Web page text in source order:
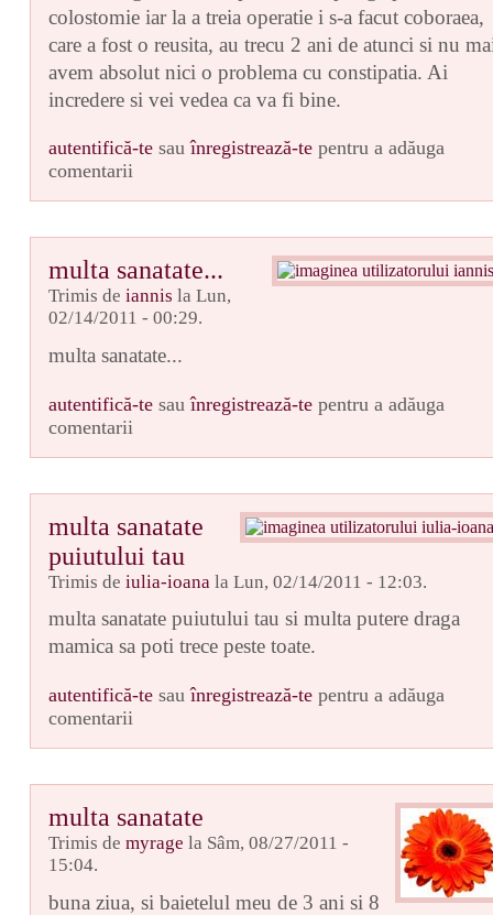
colostomie iar la a treia operatie i s-a facut coboraea,
care a fost o reusita, au trecu 2 ani de atunci si nu
avem absolut nici o problema cu constipatia. Ai
incredere si vei vedea ca va fi bine.
autentifică-te sauînregistrează-te pentru a adăuga
comentarii
multa sanatate...
Trimis de iannis la Lun,
02/14/2011 - 00:29.
multa sanatate...
autentifică-te sauînregistrează-te pentru a adăuga
comentarii
multa sanatate
puiutului tau
Trimis de iulia-ioana la Lun, 02/14/2011 - 12:03.
multa sanatate puiutului tau si multa putere draga
mamica sa poti trece peste toate.
autentifică-te sauînregistrează-te pentru a adăuga
comentarii
multa sanatate
Trimis de myrage la Sâm, 08/27/2011 -
15:04.
buna ziua, si baietelul meu de 3 ani si 8